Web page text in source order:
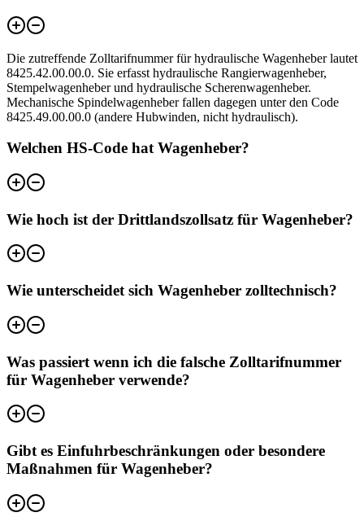
Die zutreffende Zolltarifnummer für hydraulische Wagenheber lautet
8425.42.00.00.0. Sie erfasst hydraulische Rangierwagenheber,
Stempelwagenheber und hydraulische Scherenwagenheber.
Mechanische Spindelwagenheber fallen dagegen unter den Code
8425.49.00.00.0 (andere Hubwinden, nicht hydraulisch).
Welchen HS-Code hat Wagenheber?
Wie hoch ist der Drittlandszollsatz für Wagenheber?
Wie unterscheidet sich Wagenheber zolltechnisch?
Was passiert wenn ich die falsche Zolltarifnummer
für Wagenheber verwende?
Gibt es Einfuhrbeschränkungen oder besondere
Maßnahmen für Wagenheber?